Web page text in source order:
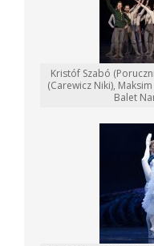
Kristóf Szabó
(Carewicz Niki),
Balet